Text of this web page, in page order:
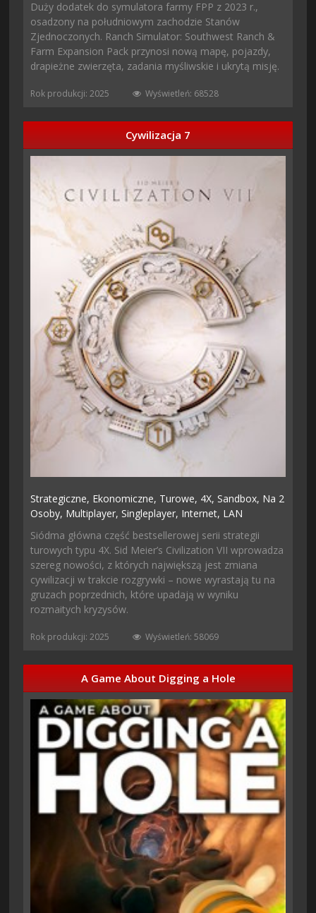
Duży dodatek do symulatora farmy FPP z 2023 r.,
osadzony na południowym zachodzie Stanów
Zjednoczonych. Ranch Simulator: Southwest Ranch &
Farm Expansion Pack przynosi nową mapę, pojazdy,
drapieżne zwierzęta, zadania myśliwskie i ukrytą misję.
Rok produkcji: 2025 Wyświetleń: 68528
Cywilizacja 7
Strategiczne, Ekonomiczne, Turowe, 4X,Sandbox, Na 2
Osoby, Multiplayer,Singleplayer, Internet, LAN
Siódma główna część bestsellerowej serii strategii
turowych typu 4X. Sid Meier’s Civilization VII wprowadza
szereg nowości, z których największą jest zmiana
cywilizacji w trakcie rozgrywki – nowe wyrastają tu na
gruzach poprzednich, które upadają w wyniku
rozmaitych kryzysów.
Rok produkcji: 2025 Wyświetleń: 58069
A Game About Digging a Hole